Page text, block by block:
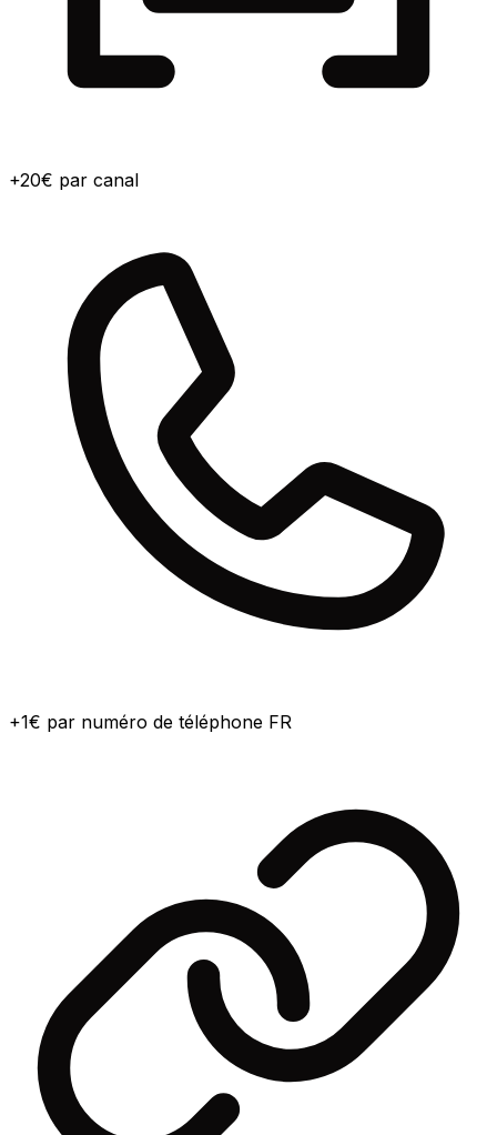
+20€ par canal
+1€ par numéro de téléphone FR